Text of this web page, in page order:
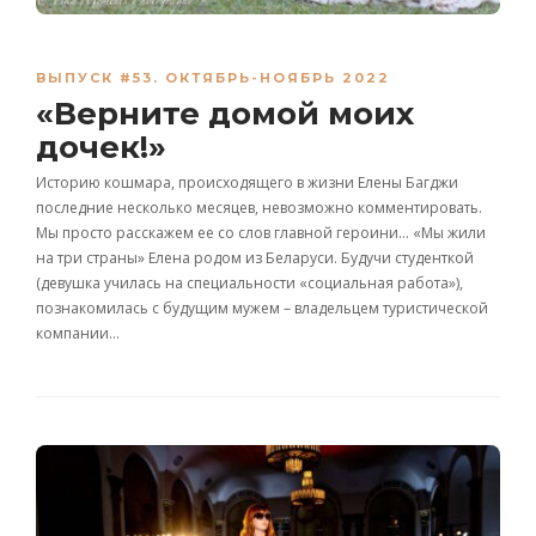
ВЫПУСК #53. ОКТЯБРЬ-НОЯБРЬ 2022
«Верните домой моих
дочек!»
Историю кошмара, происходящего в жизни Елены Багджи
последние несколько месяцев, невозможно комментировать.
Мы просто расскажем ее со слов главной героини… «Мы жили
на три страны» Елена родом из Беларуси. Будучи студенткой
(девушка училась на специальности «социальная работа»),
познакомилась с будущим мужем – владельцем туристической
компании…